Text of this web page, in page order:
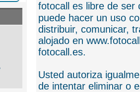
fotocall es libre de
puede hacer un uso
distribuir, comunicar,
alojado en
fotocall.es.
Usted autoriza
de intentar eliminar o